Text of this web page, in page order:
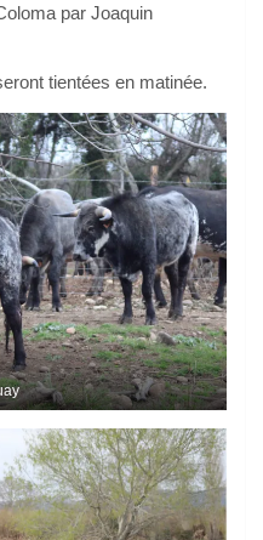
par Joaquin
tientées en matinée.